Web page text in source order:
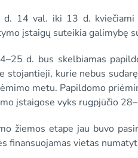
d. 14 val. iki 13 d.
įstaigų suteikia galimybę
d. bus skelbiamas
kurie nebus
metu. Papildomo
įstaigose vyks rugpjūčio
žiemos etape jau buvo
finansuojamas vietas